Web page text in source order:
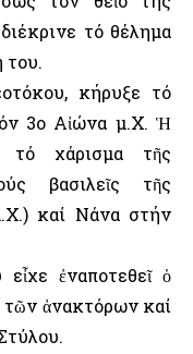
τό θέλημα
του.
κήρυξε τό
3ο Αἰώνα μ.Χ. Ἡ
τό χάρισμα τῆς
βασιλεῖς τῆς
καί Νάνα στήν
ἐναποτεθεῖ ὁ
τῶν ἀνακτόρων καί